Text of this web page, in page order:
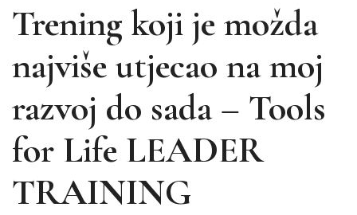
Trening koji je možda
najviše utjecao na moj
razvoj do sada – Tools
for Life LEADER
TRAINING